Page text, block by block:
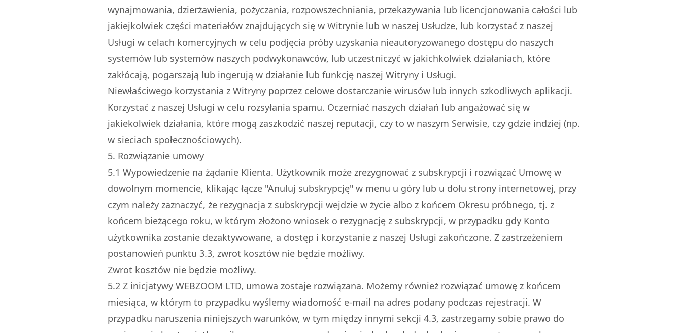
wynajmowania, dzierżawienia, pożyczania, rozpowszechniania, przekazywania lub licencjonowania całości lub
jakiejkolwiek części materiałów znajdujących się w Witrynie lub w naszej Usłudze, lub korzystać z naszej
Usługi w celach komercyjnych w celu podjęcia próby uzyskania nieautoryzowanego dostępu do naszych
systemów lub systemów naszych podwykonawców, lub uczestniczyć w jakichkolwiek działaniach, które
zakłócają, pogarszają lub ingerują w działanie lub funkcję naszej Witryny i Usługi.
Niewłaściwego korzystania z Witryny poprzez celowe dostarczanie wirusów lub innych szkodliwych aplikacji.
Korzystać z naszej Usługi w celu rozsyłania spamu. Oczerniać naszych działań lub angażować się w
jakiekolwiek działania, które mogą zaszkodzić naszej reputacji, czy to w naszym Serwisie, czy gdzie indziej (np.
w sieciach społecznościowych).
5. Rozwiązanie umowy
5.1 Wypowiedzenie na żądanie Klienta. Użytkownik może zrezygnować z subskrypcji i rozwiązać Umowę w
dowolnym momencie, klikając łącze "Anuluj subskrypcję" w menu u góry lub u dołu strony internetowej, przy
czym należy zaznaczyć, że rezygnacja z subskrypcji wejdzie w życie albo z końcem Okresu próbnego, tj. z
końcem bieżącego roku, w którym złożono wniosek o rezygnację z subskrypcji, w przypadku gdy Konto
użytkownika zostanie dezaktywowane, a dostęp i korzystanie z naszej Usługi zakończone. Z zastrzeżeniem
postanowień punktu 3.3, zwrot kosztów nie będzie możliwy.
Zwrot kosztów nie będzie możliwy.
5.2 Z inicjatywy WEBZOOM LTD, umowa zostaje rozwiązana. Możemy również rozwiązać umowę z końcem
miesiąca, w którym to przypadku wyślemy wiadomość e-mail na adres podany podczas rejestracji. W
przypadku naruszenia niniejszych warunków, w tym między innymi sekcji 4.3, zastrzegamy sobie prawo do